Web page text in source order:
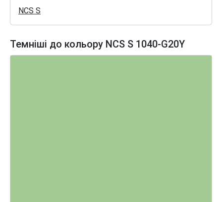
NCS S
Темніші до кольору NCS S 1040-G20Y